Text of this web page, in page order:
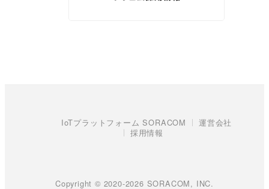
IoTプラットフォーム SORACOM
運営会社
採用情報
Copyright © 2020-2026 SORACOM, INC.